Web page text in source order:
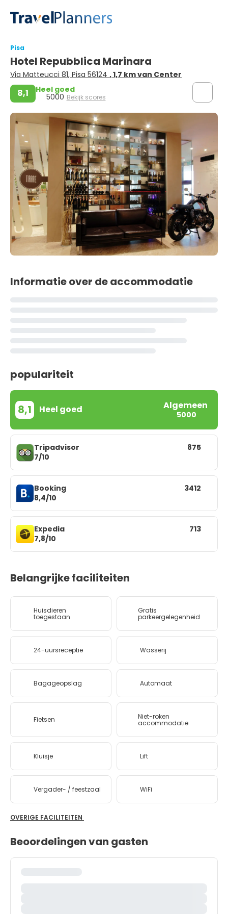
Pisa
Hotel Repubblica Marinara
Via Matteucci 81, Pisa 56124 , 1,7 km van Center
8,1 Heel goed
5000 Bekijk scores
Informatie over de accommodatie
populariteit
8,1 Heel goed Algemeen
5000
Tripadvisor
7/10
875
Booking
8,4/10
3412
Expedia
7,8/10
713
Belangrijke faciliteiten
Huisdieren
toegestaan
Gratis
parkeergelegenheid
24-uursreceptie Wasserij
Bagageopslag Automaat
Fietsen Niet-roken
accommodatie
Kluisje Lift
Vergader- / feestzaal WiFi
OVERIGE FACILITEITEN
Beoordelingen van gasten